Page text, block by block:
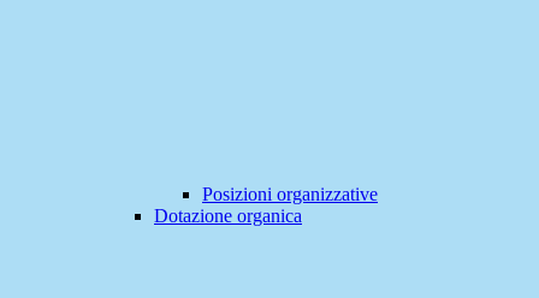
Posizioni organizzative
Dotazione organica